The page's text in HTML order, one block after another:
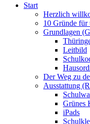
Start
Herzlich
10 Gründe für
Grundlagen
Leitbild
Der Weg zu
Ausstattung
Grünes
iPads